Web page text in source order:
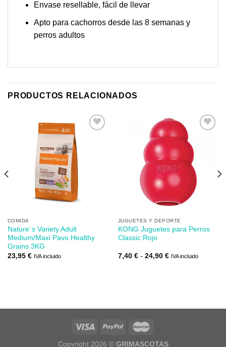
Envase resellable, fácil de llevar
Apto para cachorros desde las 8 semanas y
perros adultos
PRODUCTOS RELACIONADOS
COMIDA
Nature´s Variety Adult
Medium/Maxi Pavo Healthy
Grains 3KG
23,95 € IVA incluido
lista de
deseos
JUGUETES Y DEPORTE
KONG Juguetes para Perros
Classic Rojo
7,40 € - 24,90 €Rango
IVA incluido
Copyright 2026 © GRIMASCOTAS